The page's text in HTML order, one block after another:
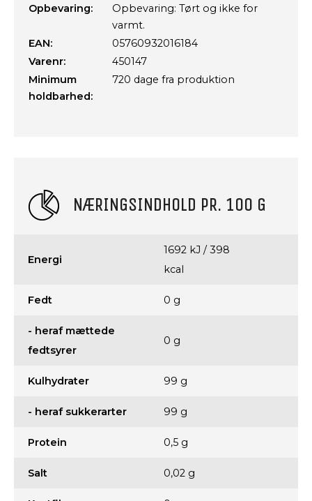
NÆRINGSINDHOLD PR. 100 G
Energi
1692 kJ / 398
kcal
Fedt 0 g
- heraf mættede
fedtsyrer
0 g
Kulhydrater 99 g
- heraf sukkerarter 99 g
Protein 0,5 g
Salt 0,02 g
Opbevaring:
Opbevaring: Tørt og ikke for
varmt.
EAN:
05760932016184
Varenr:
450147
Minimum
holdbarhed:
720 dage fra produktion